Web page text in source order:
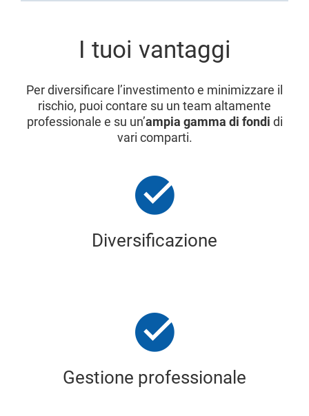
I tuoi vantaggi
Per diversificare l’investimento e minimizzare il
rischio, puoi contare su un team altamente
professionale e su un’ampia gamma di fondi di
vari comparti.
Diversificazione
Gestione professionale